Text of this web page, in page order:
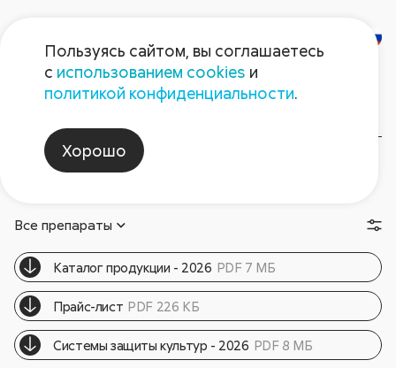
Люцерна
Рекомендуемые
препараты
Все препараты
Каталог продукции - 2026 PDF 7 МБ
Прайс-лист PDF 226 КБ
Cистемы защиты культур - 2026 PDF 8 МБ
Пользуясь сайтом, вы соглашаетесь
с использованием cookies и
политикой конфиденциальности.
Хорошо